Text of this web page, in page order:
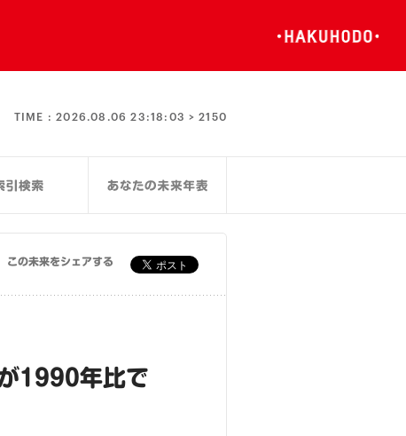
TIME :2026.08.06 23:18:04 > 2150
この未来をシェアする
1990年比で